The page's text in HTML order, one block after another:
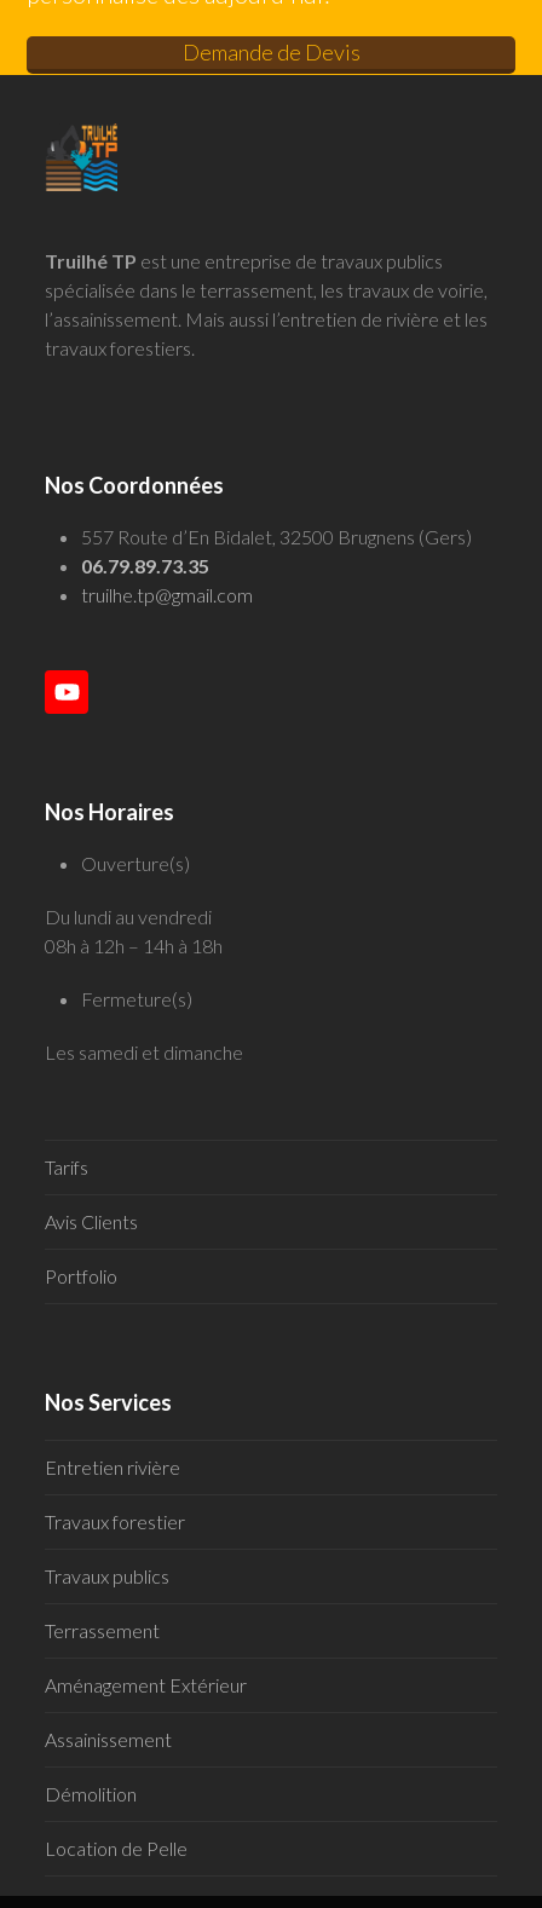
Demande de Devis
Truilhé TP est une entreprise de travaux publics
spécialisée dans le terrassement, les travaux de voirie,
l’assainissement. Mais aussi l’entretien de rivière et les
travaux forestiers.
Nos Coordonnées
557 Route d’En Bidalet, 32500 Brugnens (Gers)
06.79.89.73.35
truilhe.tp@gmail.com
YouTube
Nos Horaires
Ouverture(s)
Du lundi au vendredi
08h à 12h – 14h à 18h
Fermeture(s)
Les samedi et dimanche
Tarifs
Avis Clients
Portfolio
Nos Services
Entretien rivière
Travaux forestier
Travaux publics
Terrassement
Aménagement Extérieur
Assainissement
Démolition
Location de Pelle